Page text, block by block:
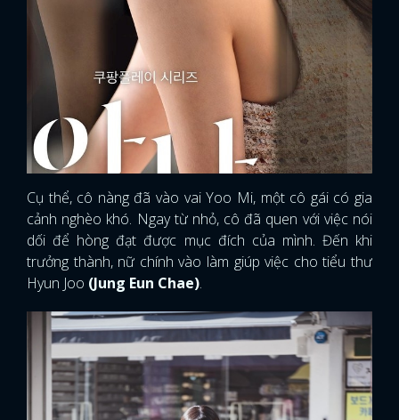
Cụ thể, cô nàng đã vào vai Yoo Mi, một cô gái có gia
cảnh nghèo khó. Ngay từ nhỏ, cô đã quen với việc nói
dối để hòng đạt được mục đích của mình. Đến khi
trưởng thành, nữ chính vào làm giúp việc cho tiểu thư
Hyun Joo (Jung Eun Chae).